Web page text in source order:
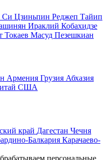
Си Цзиньпин Реджеп Тайип
Ираклий Кобахидзе
Токаев Масуд Пезешкиан
Армения Грузия Абхазия
США
край Дагестан Чечня
Балкария Карачаево-